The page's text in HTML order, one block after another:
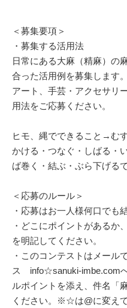
＜募集要項＞
・募集する活用法
日常にある大麻（精麻）の
合った活用例を募集します
アート、手芸・アクセサリ
用法をご応募ください。
ヒモ、縄でできること→む
かける・つなぐ・しばる・
ば巻く・結ぶ・ぶら下げる
＜応募のルール＞
・応募はお一人様何口でも
・どこにポイントがあるか
を明記してください。
・このコンテストはメール
ス info☆sanuki-imbe.com
ルポイントを添え、件名「
ください。※☆は@に変えて